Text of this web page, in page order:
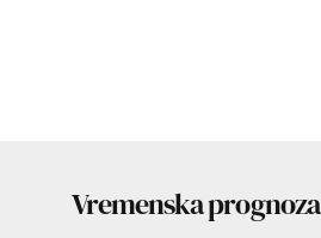
Vremenska prognoza